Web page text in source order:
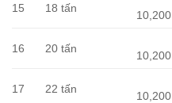
15 18 tấn
10,200
16 20 tấn
10,200
17 22 tấn
10,200